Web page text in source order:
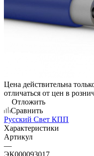
Цена действительна
отличаться от цен в
Отложить
Сравнить
Русский Свет КПП
Характеристики
Артикул
—
ЭК000093017